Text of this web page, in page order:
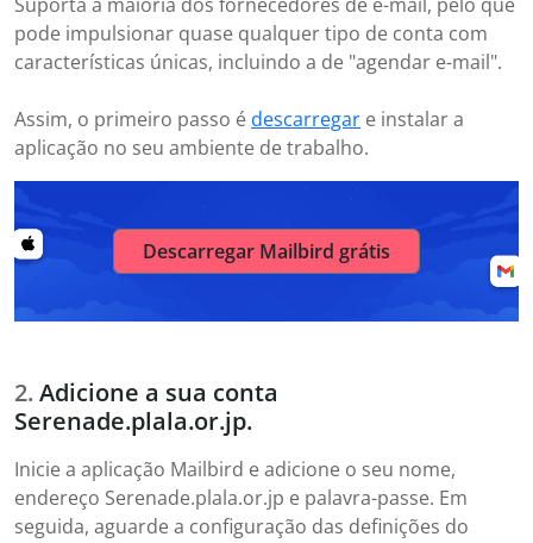
pode impulsionar quase qualquer tipo de conta com
características únicas, incluindo a de "agendar e-mail".
Assim, o primeiro passo é descarregar e instalar a
aplicação no seu ambiente de trabalho.
Descarregar Mailbird grátis
Adicione a sua conta
Serenade.plala.or.jp.
Inicie a aplicação Mailbird e adicione o seu nome,
endereço Serenade.plala.or.jp e palavra-passe. Em
seguida, aguarde a configuração das definições do